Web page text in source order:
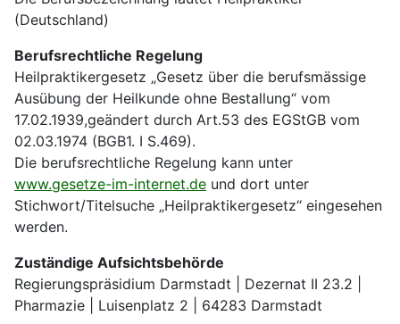
(Deutschland)
Berufsrechtliche Regelung
Heilpraktikergesetz „Gesetz über die berufsmässige
Ausübung der Heilkunde ohne Bestallung“ vom
17.02.1939,geändert durch Art.53 des EGStGB vom
02.03.1974 (BGB1. I S.469).
Die berufsrechtliche Regelung kann unter
www.gesetze-im-internet.de und dort unter
Stichwort/Titelsuche „Heilpraktikergesetz“ eingesehen
werden.
Zuständige Aufsichtsbehörde
Regierungspräsidium Darmstadt | Dezernat II 23.2 |
Pharmazie | Luisenplatz 2 | 64283 Darmstadt